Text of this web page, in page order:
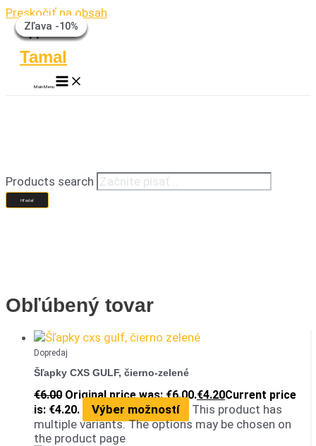
Preskočiť na obsah
Tamal
Main Menu
Products search
Hľadať
Obľúbený tovar
Zľava -30%
Dopredaj
Šľapky CXS GULF, čierno-zelené
€6.00 Original price was: €6.00.€4.20Current price
is: €4.20.
Výber možností
This product has
multiple variants. The options may be chosen on
the product page
Zľava -25%
Zľava -6%
Zľava -19%
Zľava -19%
Zľava -17%
Zľava -10%